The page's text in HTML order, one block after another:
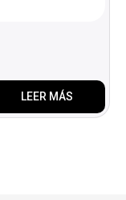
LEER MÁS